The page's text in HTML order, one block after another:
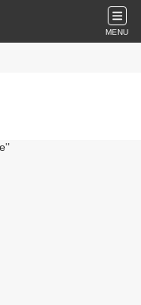
MENU